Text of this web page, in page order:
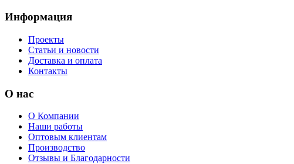
Информация
Проекты
Статьи и новости
Доставка и оплата
Контакты
О нас
О Компании
Наши работы
Оптовым клиентам
Производство
Отзывы и Благодарности